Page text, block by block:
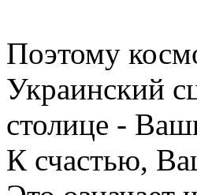
Поэтому
Украинский
столице -
К счастью,